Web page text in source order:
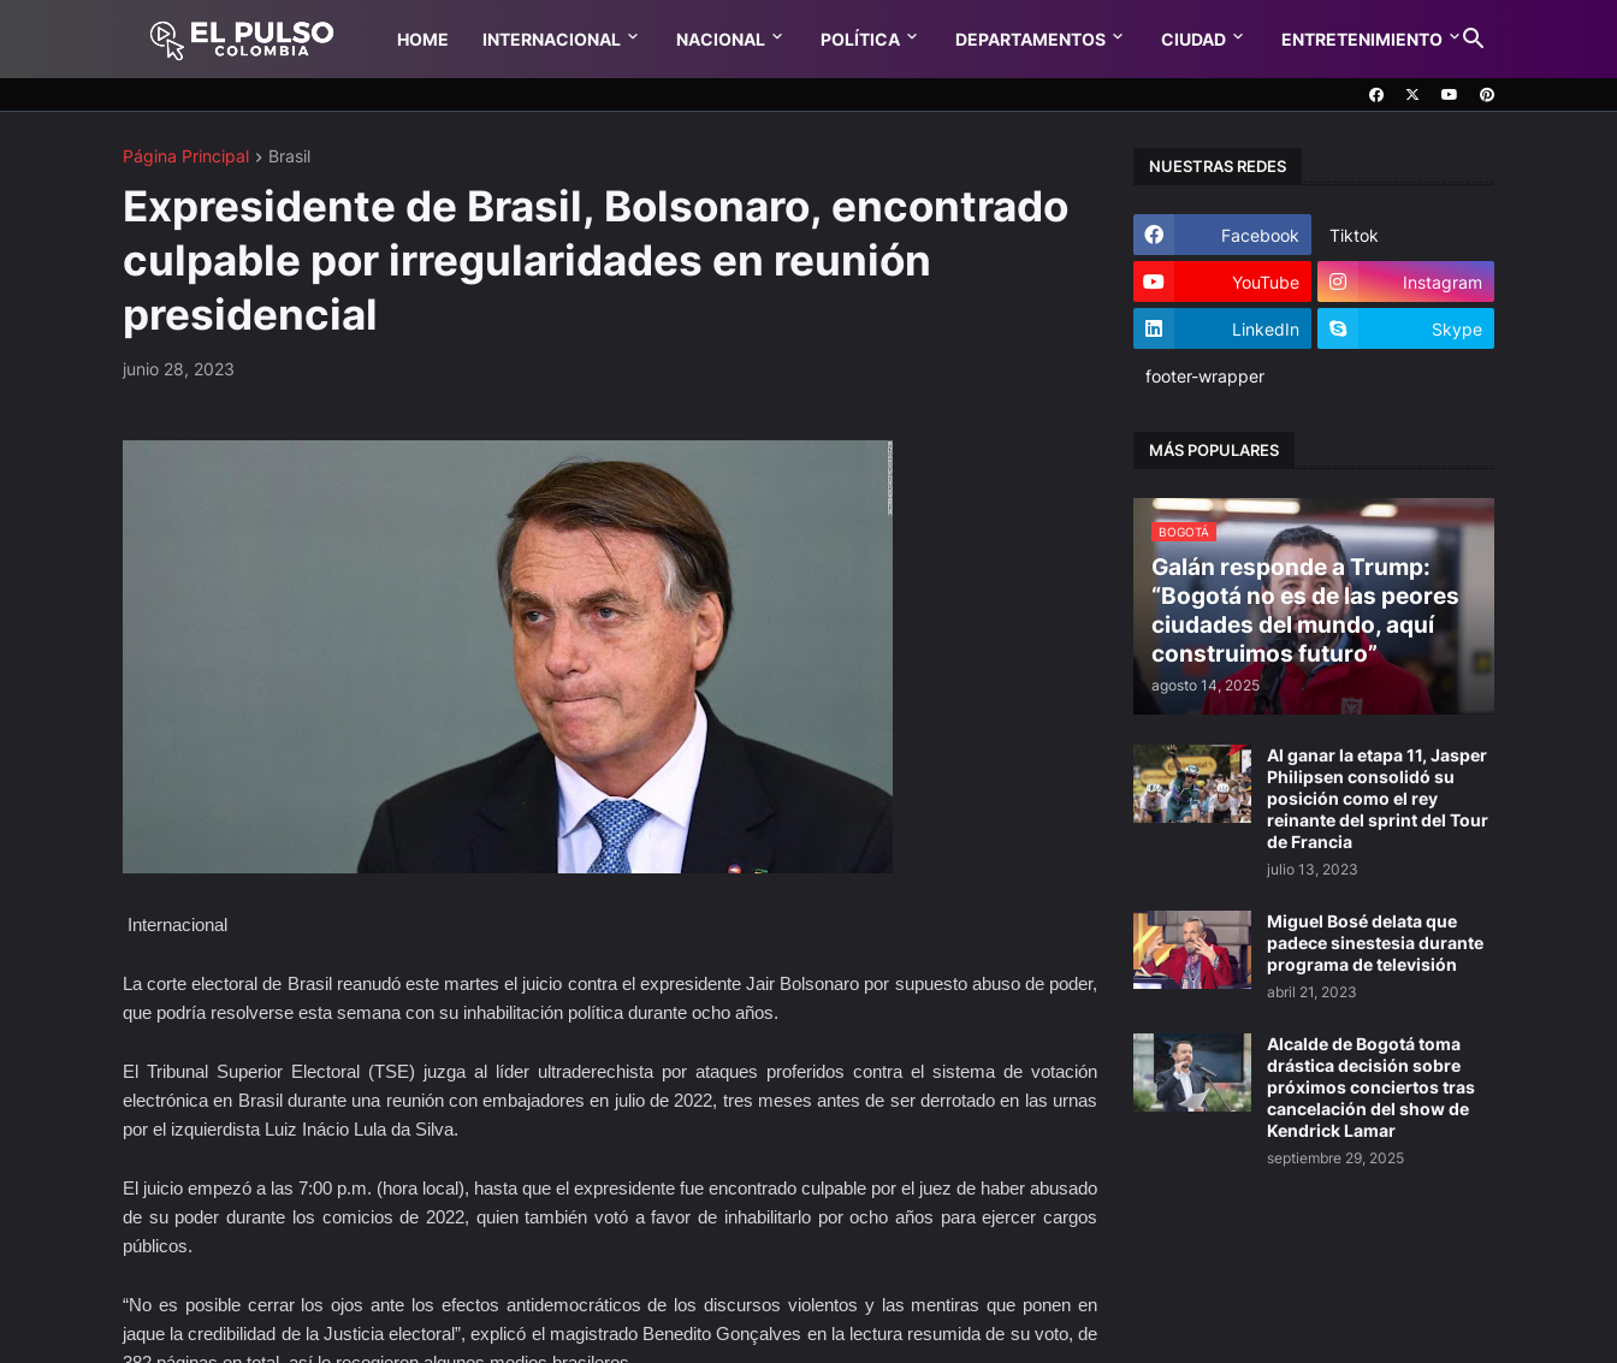
HOME INTERNACIONAL NACIONAL POLÍTICA DEPARTAMENTOS CIUDAD ENTRETENIMIENTO
Página Principal Brasil
Expresidente de Brasil, Bolsonaro, encontrado
culpable por irregularidades en reunión
presidencial
junio 28, 2023
Internacional
La corte electoral de Brasil reanudó este martes el juicio contra el expresidente Jair Bolsonaro por supuesto abuso de poder,
que podría resolverse esta semana con su inhabilitación política durante ocho años.
El Tribunal Superior Electoral (TSE) juzga al líder ultraderechista por ataques proferidos contra el sistema de votación
electrónica en Brasil durante una reunión con embajadores en julio de 2022, tres meses antes de ser derrotado en las urnas
por el izquierdista Luiz Inácio Lula da Silva.
El juicio empezó a las 7:00 p.m. (hora local), hasta que el expresidente fue encontrado culpable por el juez de haber abusado
de su poder durante los comicios de 2022, quien también votó a favor de inhabilitarlo por ocho años para ejercer cargos
públicos.
“No es posible cerrar los ojos ante los efectos antidemocráticos de los discursos violentos y las mentiras que ponen en
jaque la credibilidad de la Justicia electoral”, explicó el magistrado Benedito Gonçalves en la lectura resumida de su voto, de
NUESTRAS REDES
Facebook Tiktok
YouTube Instagram
LinkedIn Skype
footer-wrapper
MÁS POPULARES
BOGOTÁ
Galán responde a Trump:
“Bogotá no es de las peores
ciudades del mundo, aquí
construimos futuro”
agosto 14, 2025
Al ganar la etapa 11, Jasper
Philipsen consolidó su
posición como el rey
reinante del sprint del Tour
de Francia
julio 13, 2023
Miguel Bosé delata que
padece sinestesia durante
programa de televisión
abril 21, 2023
Alcalde de Bogotá toma
drástica decisión sobre
próximos conciertos tras
cancelación del show de
Kendrick Lamar
septiembre 29, 2025